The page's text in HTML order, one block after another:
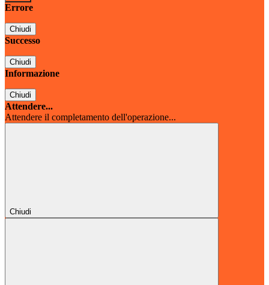
Errore
Chiudi
Successo
Chiudi
Informazione
Chiudi
Attendere...
Attendere il completamento dell'operazione...
Chiudi